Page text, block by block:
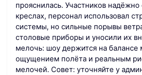
прояснилась. Участников
креслах, персонал использовал
системы, но сильные порывы
столовые приборы и уносили их
мелочь: шоу держится на балансе
ощущением полёта и реальным
мелочей. Совет: уточняйте у